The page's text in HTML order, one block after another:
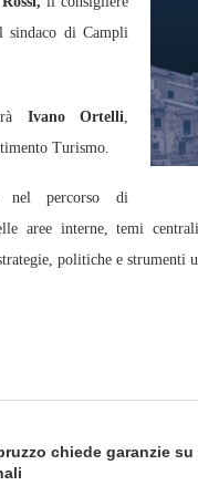
di Campli
Ivano Ortelli,
Turismo.
nel percorso di
aree interne, temi
politiche e
chiede garanzie su